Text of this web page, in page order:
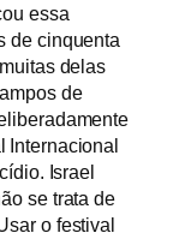
essa
de cinquenta
delas
de
Internacional
Israel
se trata de
o festival